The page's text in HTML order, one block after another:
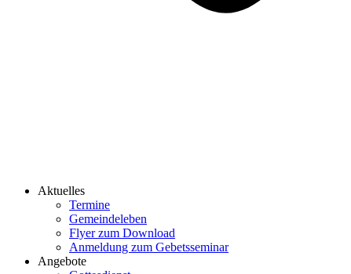
Aktuelles
Termine
Gemeindeleben
Flyer zum Download
Anmeldung zum Gebetsseminar
Angebote